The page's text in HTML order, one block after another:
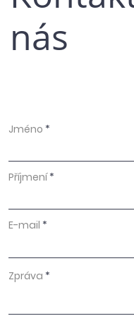
nás
Jméno
Příjmení
E-mail
Zpráva